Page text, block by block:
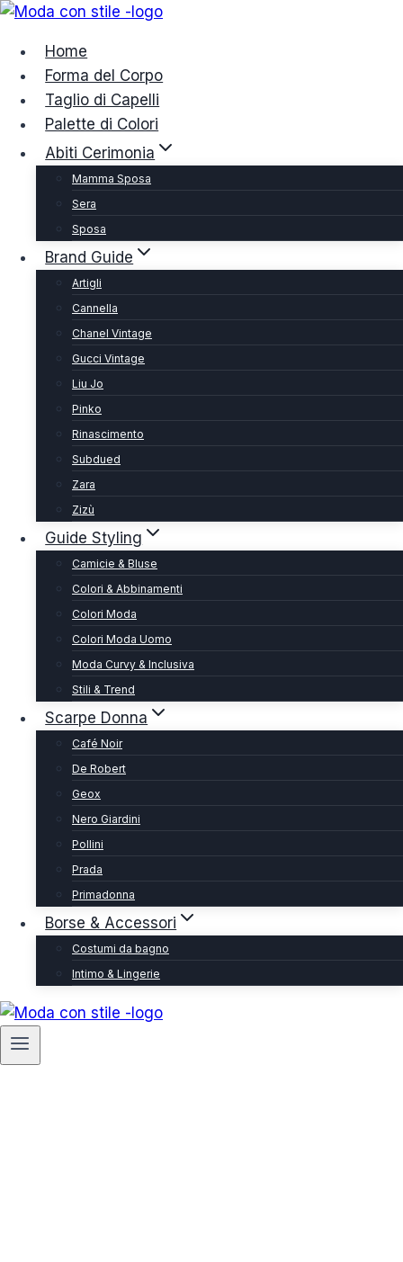
Salta
contenuto
Home
Forma del Corpo
Taglio di Capelli
Palette di Colori
Abiti Cerimonia
Mamma Sposa
Sera
Sposa
Brand Guide
Artigli
Cannella
Chanel Vintage
Gucci Vintage
Liu Jo
Pinko
Rinascimento
Subdued
Zara
Zizù
Guide Styling
Camicie & Bluse
Colori & Abbinamenti
Colori Moda
Colori Moda Uomo
Moda Curvy & Inclusiva
Stili & Trend
Scarpe Donna
Café Noir
De Robert
Geox
Nero Giardini
Pollini
Prada
Primadonna
Borse & Accessori
Costumi da bagno
Intimo & Lingerie